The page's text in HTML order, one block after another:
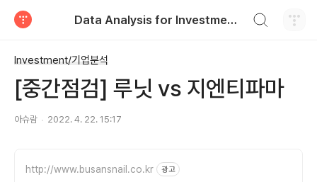
Data Analysis for Investment & Control
Investment/기업분석
[중간점검] 루닛 vs 지엔티파마
아슈람 2022. 4. 22. 15:17
http://www.busansnail.co.kr 광고